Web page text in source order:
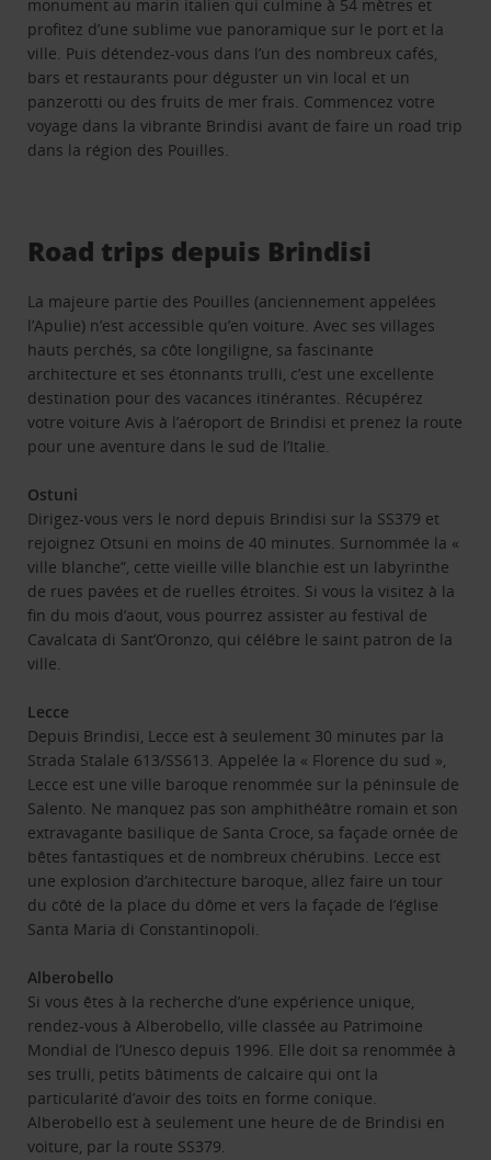
monument au marin italien qui culmine à 54 mètres et
profitez d’une sublime vue panoramique sur le port et la
ville. Puis détendez-vous dans l’un des nombreux cafés,
bars et restaurants pour déguster un vin local et un
panzerotti ou des fruits de mer frais. Commencez votre
voyage dans la vibrante Brindisi avant de faire un road trip
dans la région des Pouilles.
Road trips depuis Brindisi
La majeure partie des Pouilles (anciennement appelées
l’Apulie) n’est accessible qu’en voiture. Avec ses villages
hauts perchés, sa côte longiligne, sa fascinante
architecture et ses étonnants trulli, c’est une excellente
destination pour des vacances itinérantes. Récupérez
votre voiture Avis à l’aéroport de Brindisi et prenez la route
pour une aventure dans le sud de l’Italie.
Ostuni
Dirigez-vous vers le nord depuis Brindisi sur la SS379 et
rejoignez Otsuni en moins de 40 minutes. Surnommée la «
ville blanche”, cette vieille ville blanchie est un labyrinthe
de rues pavées et de ruelles étroites. Si vous la visitez à la
fin du mois d’aout, vous pourrez assister au festival de
Cavalcata di Sant’Oronzo, qui célébre le saint patron de la
ville.
Lecce
Depuis Brindisi, Lecce est à seulement 30 minutes par la
Strada Stalale 613/SS613. Appelée la « Florence du sud »,
Lecce est une ville baroque renommée sur la péninsule de
Salento. Ne manquez pas son amphithéâtre romain et son
extravagante basilique de Santa Croce, sa façade ornée de
bêtes fantastiques et de nombreux chérubins. Lecce est
une explosion d’architecture baroque, allez faire un tour
du côté de la place du dôme et vers la façade de l’église
Santa Maria di Constantinopoli.
Alberobello
Si vous êtes à la recherche d’une expérience unique,
rendez-vous à Alberobello, ville classée au Patrimoine
Mondial de l’Unesco depuis 1996. Elle doit sa renommée à
ses trulli, petits bâtiments de calcaire qui ont la
particularité d’avoir des toits en forme conique.
Alberobello est à seulement une heure de de Brindisi en
voiture, par la route SS379.